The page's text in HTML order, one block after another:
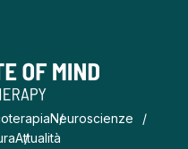
Neuroscienze
Attualità